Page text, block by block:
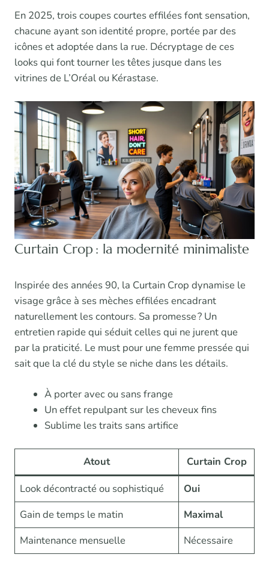
En 2025, trois coupes courtes effilées font sensation,
chacune ayant son identité propre, portée par des
icônes et adoptée dans la rue. Décryptage de ces
looks qui font tourner les têtes jusque dans les
vitrines de L’Oréal ou Kérastase.
Curtain Crop : la modernité minimaliste
Inspirée des années 90, la Curtain Crop dynamise le
visage grâce à ses mèches effilées encadrant
naturellement les contours. Sa promesse ? Un
entretien rapide qui séduit celles qui ne jurent que
par la praticité. Le must pour une femme pressée qui
sait que la clé du style se niche dans les détails.
À porter avec ou sans frange
Un effet repulpant sur les cheveux fins
Sublime les traits sans artifice
Atout
Curtain Crop
Look décontracté ou sophistiqué
Oui
Gain de temps le matin
Maximal
Maintenance mensuelle
Nécessaire